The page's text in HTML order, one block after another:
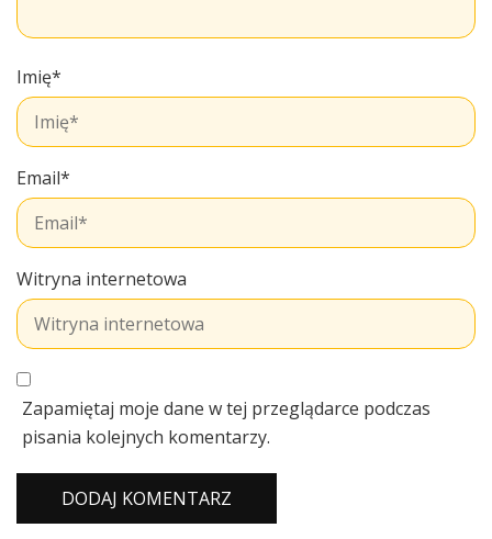
Imię*
Email*
Witryna internetowa
Zapamiętaj moje dane w tej przeglądarce podczas
pisania kolejnych komentarzy.